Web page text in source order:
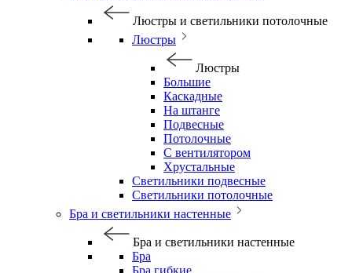
Люстры и светильники потолочные
Люстры
Люстры
Большие
Каскадные
На штанге
Подвесные
Потолочные
С вентилятором
Хрустальные
Светильники подвесные
Светильники потолочные
Бра и светильники настенные
Бра и светильники настенные
Бра
Бра гибкие